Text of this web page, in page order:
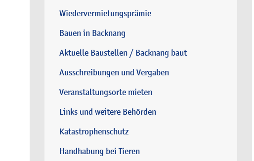
Wiedervermietungsprämie
Bauen in Backnang
Aktuelle Baustellen / Backnang baut
Ausschreibungen und Vergaben
Veranstaltungsorte mieten
Links und weitere Behörden
Katastrophenschutz
Handhabung bei Tieren